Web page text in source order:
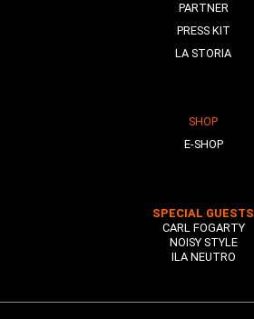
PARTNER
PRESS KIT
LA STORIA
SHOP
E-SHOP
SPECIAL GUESTS
CARL FOGARTY
NOISY STYLE
ILA NEUTRO